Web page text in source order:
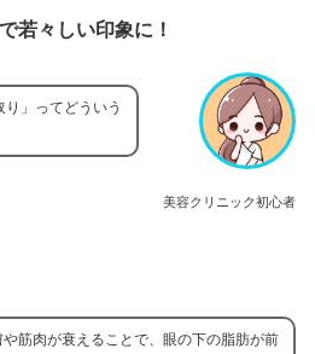
若々しい印象に！
美容クリニック初心者
」ってどういう
や筋肉が衰えることで、眼の下の脂肪が前